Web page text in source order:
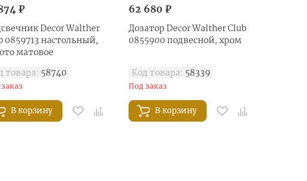
₽
Decor Walther
0859713 настольный,
матовое
товара: 58740
В корзину
62 680 ₽
Дозатор Decor Walther Club
0855900 подвесной, хром
Код товара: 58339
Под заказ
В корзину